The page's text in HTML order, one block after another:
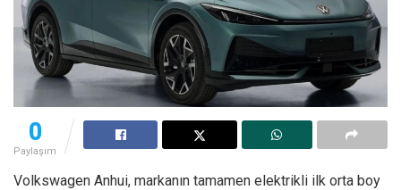
0
Paylaşım
Volkswagen Anhui, markanın tamamen elektrikli ilk orta boy